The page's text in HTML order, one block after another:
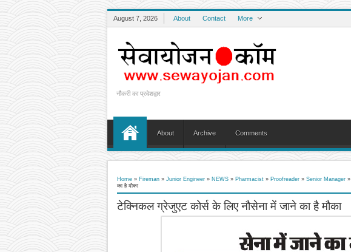
August 7, 2026 About Contact More
नौकरी का प्रवेशद्वार
About Archive Comments
Home » Fireman » Junior Engineer » NEWS » Pharmacist » Proofreader » Senior Manager »
का है मौका
टेक्निकल ग्रेजुएट कोर्स के लिए नौसेना में जाने का है मौका